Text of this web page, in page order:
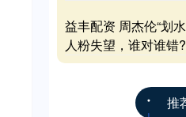
益丰配资 周杰伦“划
人粉失望，谁对谁错?
推